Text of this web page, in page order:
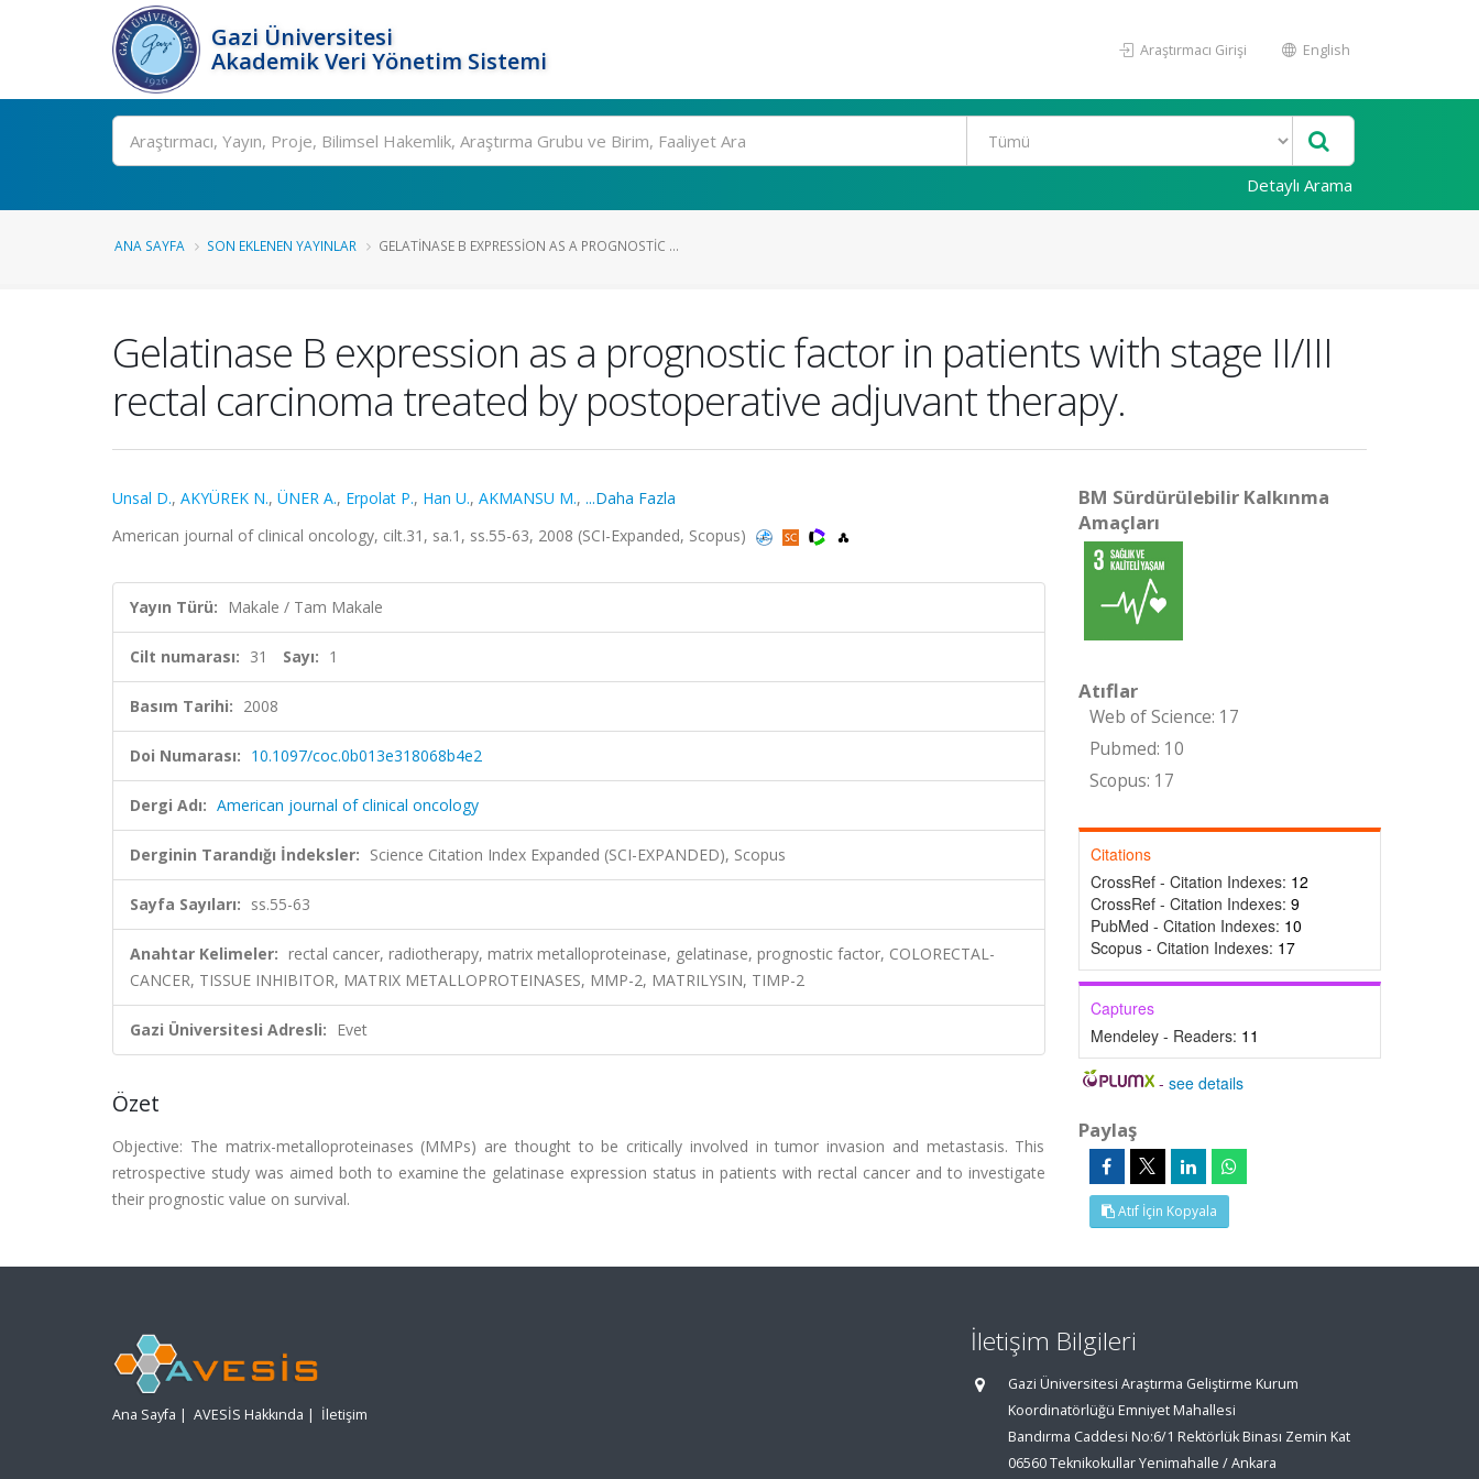
Gazi Üniversitesi
Akademik Veri Yönetim Sistemi
Araştırmacı Girişi English
Ara
Detaylı Arama
ANA SAYFA SON EKLENEN YAYINLAR GELATINASE B EXPRESSION AS A PROGNOSTIC ...
Gelatinase B expression as a prognostic factor in patients with stage II/III
rectal carcinoma treated by postoperative adjuvant therapy.
Unsal D., AKYÜREK N., ÜNER A., Erpolat P., Han U., AKMANSU M., ...Daha Fazla
American journal of clinical oncology, cilt.31, sa.1, ss.55-63, 2008 (SCI-Expanded, Scopus)
Yayın Türü: Makale / Tam Makale
Cilt numarası: 31 Sayı: 1
Basım Tarihi: 2008
Doi Numarası: 10.1097/coc.0b013e318068b4e2
Dergi Adı: American journal of clinical oncology
Derginin Tarandığı İndeksler: Science Citation Index Expanded (SCI-EXPANDED), Scopus
Sayfa Sayıları: ss.55-63
Anahtar Kelimeler: rectal cancer, radiotherapy, matrix metalloproteinase, gelatinase, prognostic factor, COLORECTAL-
CANCER, TISSUE INHIBITOR, MATRIX METALLOPROTEINASES, MMP-2, MATRILYSIN, TIMP-2
Gazi Üniversitesi Adresli: Evet
Özet
Objective: The matrix-metalloproteinases (MMPs) are thought to be critically involved in tumor invasion and metastasis. This
retrospective study was aimed both to examine the gelatinase expression status in patients with rectal cancer and to investigate
their prognostic value on survival.
BM Sürdürülebilir Kalkınma
Amaçları
Atıflar
Web of Science: 17
Pubmed: 10
Scopus: 17
Citations
CrossRef - Citation Indexes: 12
CrossRef - Citation Indexes: 9
PubMed - Citation Indexes: 10
Scopus - Citation Indexes: 17
Captures
Mendeley - Readers: 11
-see details
Paylaş
Atıf İçin Kopyala
Ana Sayfa | AVESİS Hakkında | İletişim
İletişim Bilgileri
Gazi Üniversitesi Araştırma Geliştirme Kurum
Koordinatörlüğü Emniyet Mahallesi
Bandırma Caddesi No:6/1 Rektörlük Binası Zemin Kat
06560 Teknikokullar Yenimahalle / Ankara